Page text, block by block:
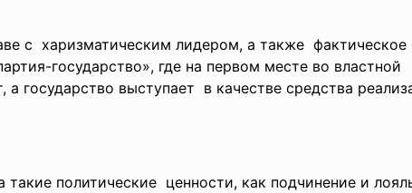
с харизматическим лидером, а также фактическое
государство», где на первом месте во властной
а государство выступает в качестве средства
политические ценности, как подчинение и